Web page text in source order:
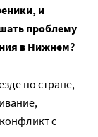
и
проблему
в Нижнем?
по стране,
с